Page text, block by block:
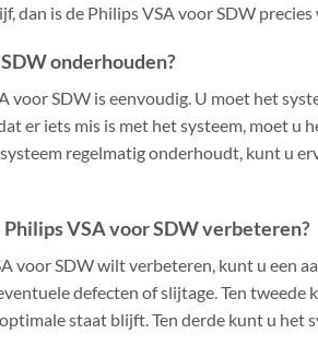
dan is de Philips VSA voor SDW precies
onderhouden?
voor SDW is eenvoudig. U moet het
er iets mis is met het systeem, moet u
regelmatig onderhoudt, kunt u
VSA voor SDW verbeteren?
voor SDW wilt verbeteren, kunt u een
defecten of slijtage. Ten
staat blijft. Ten derde kunt u het